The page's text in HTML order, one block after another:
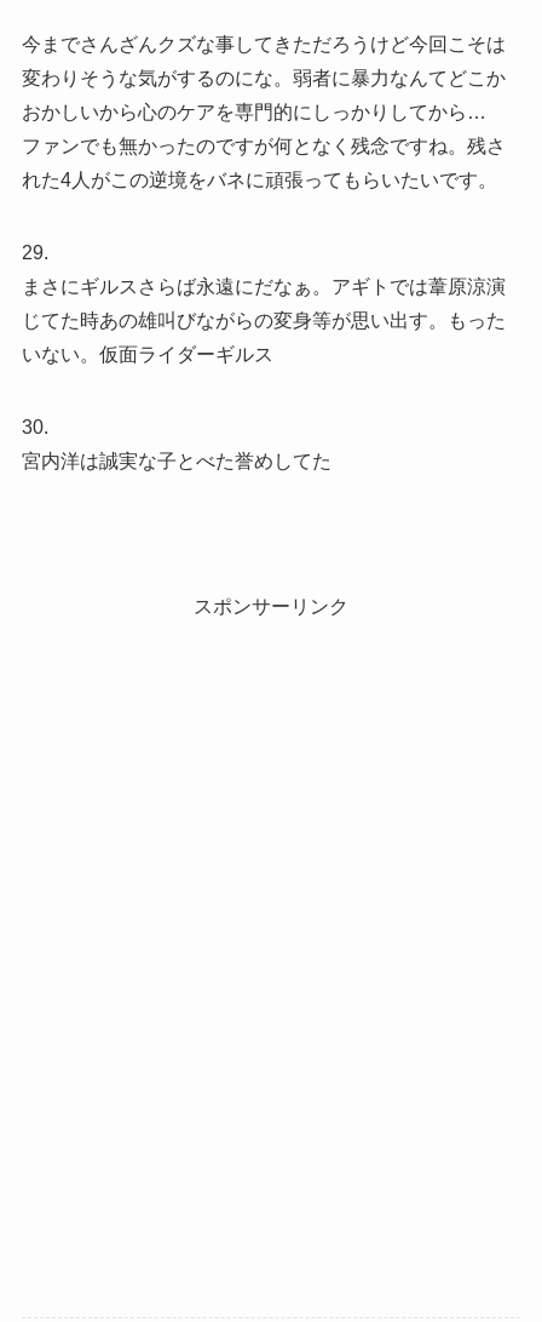
今までさんざんクズな事してきただろうけど今回こそは
変わりそうな気がするのにな。弱者に暴力なんてどこか
おかしいから心のケアを専門的にしっかりしてから…
ファンでも無かったのですが何となく残念ですね。残さ
れた4人がこの逆境をバネに頑張ってもらいたいです。
29.
まさにギルスさらば永遠にだなぁ。アギトでは葦原涼演
じてた時あの雄叫びながらの変身等が思い出す。もった
いない。仮面ライダーギルス
30.
宮内洋は誠実な子とべた誉めしてた
スポンサーリンク